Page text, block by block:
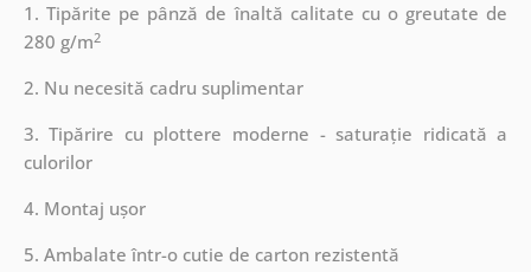
1. Tipărite pe pânză de înaltă calitate cu o greutate de
280 g/m2
2. Nu necesită cadru suplimentar
3. Tipărire cu plottere moderne - saturație ridicată a
culorilor
4. Montaj ușor
5. Ambalate într-o cutie de carton rezistentă